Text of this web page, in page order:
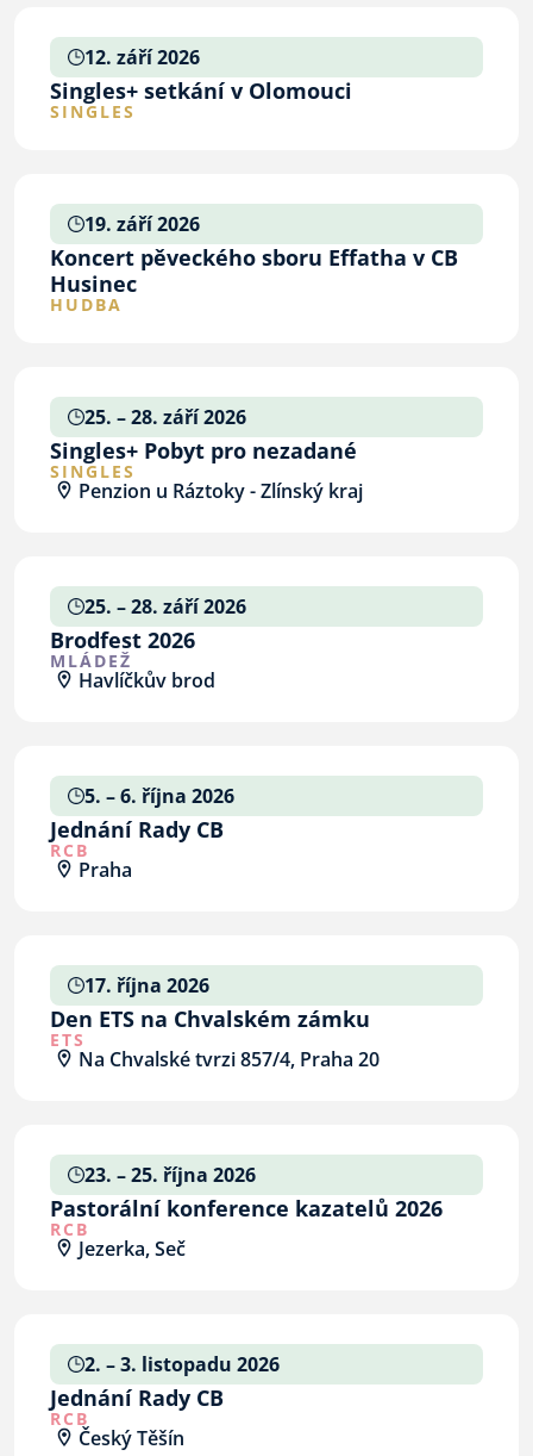
12. září 2026
Singles+ setkání v Olomouci
SINGLES
19. září 2026
Koncert pěveckého sboru Effatha v CB
Husinec
HUDBA
25. – 28. září 2026
Singles+ Pobyt pro nezadané
SINGLES
Penzion u Ráztoky - Zlínský kraj
25. – 28. září 2026
Brodfest 2026
MLÁDEŽ
Havlíčkův brod
5. – 6. října 2026
Jednání Rady CB
RCB
Praha
17. října 2026
Den ETS na Chvalském zámku
ETS
Na Chvalské tvrzi 857/4, Praha 20
23. – 25. října 2026
Pastorální konference kazatelů 2026
RCB
Jezerka, Seč
2. – 3. listopadu 2026
Jednání Rady CB
RCB
Český Těšín